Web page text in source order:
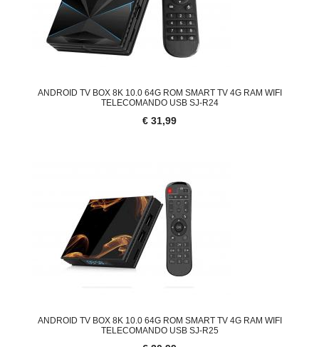
ANDROID TV BOX 8K 10.0 64G ROM SMART TV 4G RAM WIFI
TELECOMANDO USB SJ-R24
€ 31,99
ANDROID TV BOX 8K 10.0 64G ROM SMART TV 4G RAM WIFI
TELECOMANDO USB SJ-R25